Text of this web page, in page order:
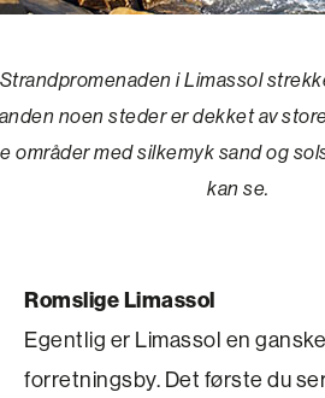
Strandpromenaden i Limassol
noen steder er dekket av
områder med silkemyk sand og
kan se.
Romslige Limassol
Egentlig er Limassol en
forretningsby. Det første du